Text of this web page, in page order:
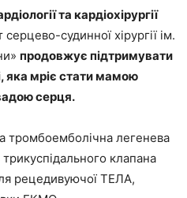
та кардіохірургії
судинної хірургії ім.
продовжує підтримувати
яка мріє стати мамою
серця.
тромбоемболічна легенева
трикуспідального клапана
рецедивуючої ТЕЛА,